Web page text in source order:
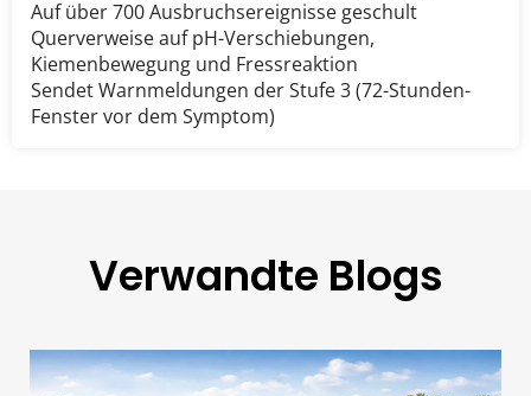
Auf über 700 Ausbruchsereignisse geschult
Querverweise auf pH-Verschiebungen,
Kiemenbewegung und Fressreaktion
Sendet Warnmeldungen der Stufe 3 (72-Stunden-
Fenster vor dem Symptom)
Verwandte Blogs